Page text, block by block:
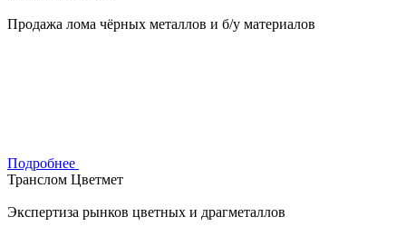
Продажа лома чёрных металлов и б/у материалов
Подробнее
Транслом Цветмет
Экспертиза рынков цветных и драгметаллов